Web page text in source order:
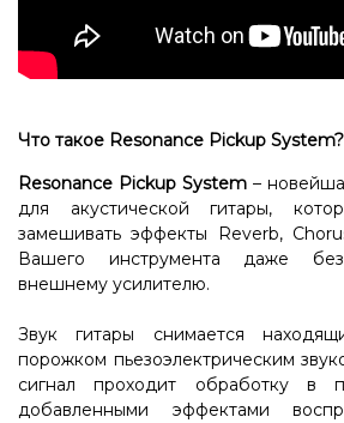
Что такое Resonance Pickup System?
Resonance Pickup System –
для акустической гитары,
замешивать эффекты Reverb,
Вашего инструмента даже
внешнему усилителю.
Звук гитары снимается
порожком пьезоэлектрическим
сигнал проходит обработку
добавленными эффектами